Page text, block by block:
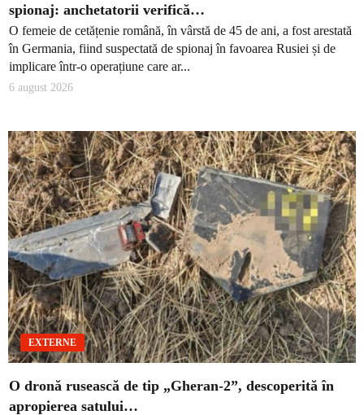
spionaj: anchetatorii verifică…
O femeie de cetățenie română, în vârstă de 45 de ani, a fost arestată
în Germania, fiind suspectată de spionaj în favoarea Rusiei și de
implicare într-o operațiune care ar...
6 august 2026
EXTERNE
O dronă rusească de tip „Gheran-2”, descoperită în
apropierea satului…